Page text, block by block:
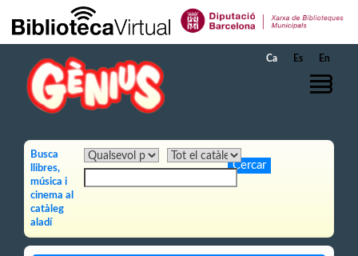
Salta al contingut principal
Ca Es En
Busca
llibres,
música i
cinema al
catàleg
aladí